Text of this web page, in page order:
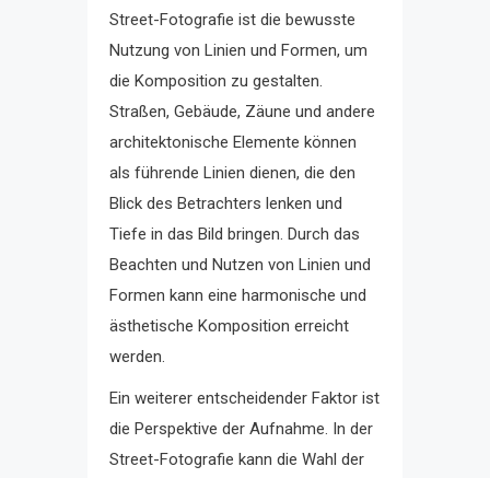
Street-Fotografie ist die bewusste
Nutzung von Linien und Formen, um
die Komposition zu gestalten.
Straßen, Gebäude, Zäune und andere
architektonische Elemente können
als führende Linien dienen, die den
Blick des Betrachters lenken und
Tiefe in das Bild bringen. Durch das
Beachten und Nutzen von Linien und
Formen kann eine harmonische und
ästhetische Komposition erreicht
werden.
Ein weiterer entscheidender Faktor ist
die Perspektive der Aufnahme. In der
Street-Fotografie kann die Wahl der